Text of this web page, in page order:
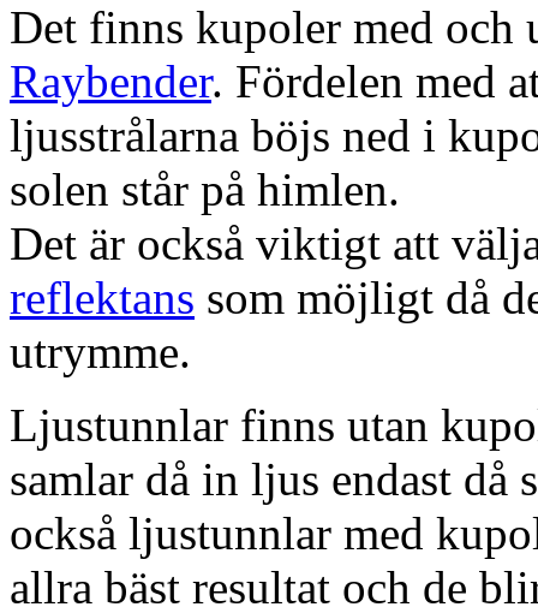
Det finns kupoler med och
Raybender. Fördelen med
ljusstrålarna böjs ned i
solen står på himlen.
Det är också viktigt att
reflektans som möjligt då
utrymme.
Ljustunnlar finns utan
samlar då in ljus endast då
också ljustunnlar med
allra bäst resultat och de